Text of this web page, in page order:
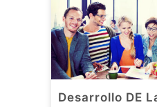
Desarrollo DE